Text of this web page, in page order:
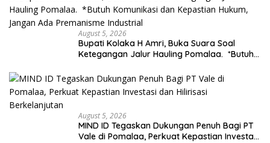
August 5, 2026
Bupati Kolaka H Amri, Buka Suara Soal
Ketegangan Jalur Hauling Pomalaa. *Butuh
Ada Premanisme Industrial
August 5, 2026
MIND ID Tegaskan Dukungan Penuh Bagi PT
Vale di Pomalaa, Perkuat Kepastian Investasi